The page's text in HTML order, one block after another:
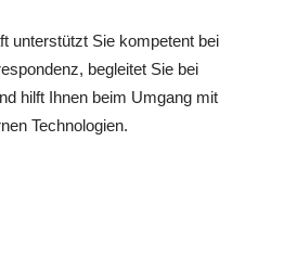
unterstützt Sie kompetent bei
begleitet Sie bei
hilft Ihnen beim Umgang mit
Technologien.